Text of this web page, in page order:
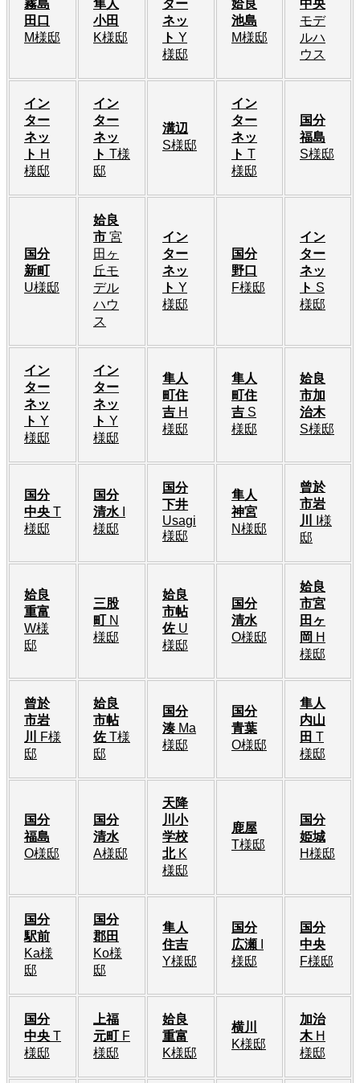
霧島
田口
M様邸
隼人
小田
K様邸
ター
ネッ
ト Y
様邸
姶良
池島
M様邸
中央
モデ
ルハ
ウス
イン
ター
ネッ
ト H
様邸
イン
ター
ネッ
ト T様
邸
溝辺
S様邸
イン
ター
ネッ
ト T
様邸
国分
福島
S様邸
国分
新町
U様邸
姶良
市 宮
田ヶ
丘モ
デル
ハウ
ス
イン
ター
ネッ
ト Y
様邸
国分
野口
F様邸
イン
ター
ネッ
ト S
様邸
イン
ター
ネッ
ト Y
様邸
イン
ター
ネッ
ト Y
様邸
隼人
町住
吉 H
様邸
隼人
町住
吉 S
様邸
姶良
市加
治木
S様邸
国分
中央 T
様邸
国分
清水
様邸
国分
下井
Usagi
様邸
隼人
神宮
N様邸
曾於
市岩
川
I様
邸
姶良
重富
W様
邸
三股
町N
様邸
姶良
市帖
佐 U
様邸
国分
清水
O様邸
姶良
市宮
田ヶ
岡 H
様邸
曾於
市岩
川
F様
邸
姶良
市帖
佐 T様
邸
国分
湊Ma
様邸
国分
青葉
O様邸
隼人
内山
田 T
様邸
国分
福島
O様邸
国分
清水
A様邸
天降
川小
学校
北K
様邸
鹿屋
T様邸
国分
姫城
H様邸
国分
駅前
Ka様
邸
国分
郡田
Ko様
邸
隼人
住吉
Y様邸
国分
広瀬
様邸
国分
中央
F様邸
国分
中央 T
様邸
上福
元町F
様邸
姶良
重富
K様邸
横川
K様邸
加治
木H
様邸